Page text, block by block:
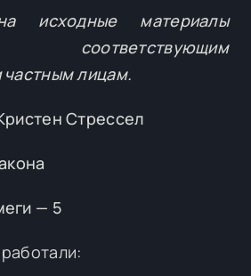
исходные материалы
соответствующим
частным лицам.
Стрессел
— 5